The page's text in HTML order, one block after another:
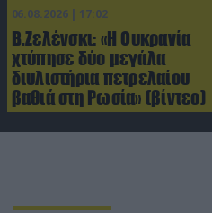
06.08.2026 | 17:02
Β.Ζελένσκι: «Η Ουκρανία
χτύπησε δύο μεγάλα
διυλιστήρια πετρελαίου
βαθιά στη Ρωσία» (βίντεο)